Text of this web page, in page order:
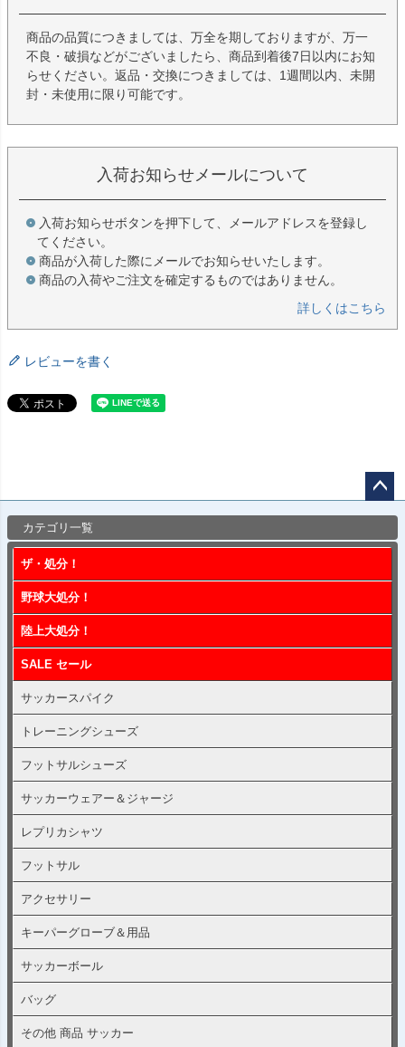
商品の品質につきましては、万全を期しておりますが、万一
不良・破損などがございましたら、商品到着後7日以内にお知
らせください。返品・交換につきましては、1週間以内、未開
封・未使用に限り可能です。
入荷お知らせメールについて
入荷お知らせボタンを押下して、メールアドレスを登録し
てください。
商品が入荷した際にメールでお知らせいたします。
商品の入荷やご注文を確定するものではありません。
詳しくはこちら
レビューを書く
カテゴリ一覧
ザ・処分！
野球大処分！
陸上大処分！
SALE セール
サッカースパイク
トレーニングシューズ
フットサルシューズ
サッカーウェアー＆ジャージ
レプリカシャツ
フットサル
アクセサリー
キーパーグローブ＆用品
サッカーボール
バッグ
その他 商品 サッカー
ップ